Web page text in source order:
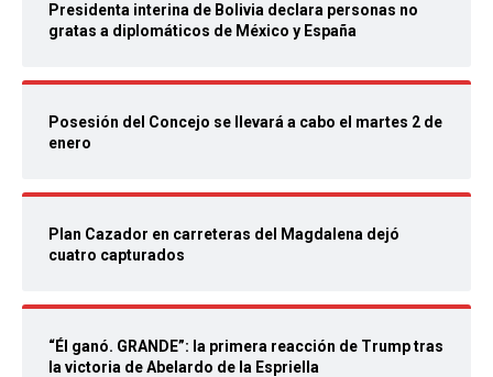
Presidenta interina de Bolivia declara personas no
gratas a diplomáticos de México y España
Posesión del Concejo se llevará a cabo el martes 2 de
enero
Plan Cazador en carreteras del Magdalena dejó
cuatro capturados
“Él ganó. GRANDE”: la primera reacción de Trump tras
la victoria de Abelardo de la Espriella